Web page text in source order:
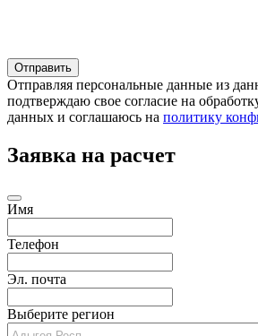
Отправляя персональные данные из
подтверждаю свое согласие на
данных и соглашаюсь на политику
Заявка на расчет
Имя
Телефон
Эл. почта
Выберите регион